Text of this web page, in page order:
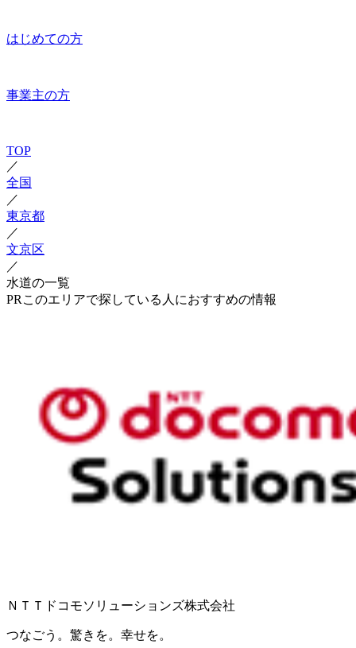
はじめての方
事業主の方
TOP
／
全国
／
東京都
／
文京区
／
水道の一覧
PR このエリアで探している人におすすめの情報
ＮＴＴドコモソリューションズ株式会社
つなごう。驚きを。幸せを。